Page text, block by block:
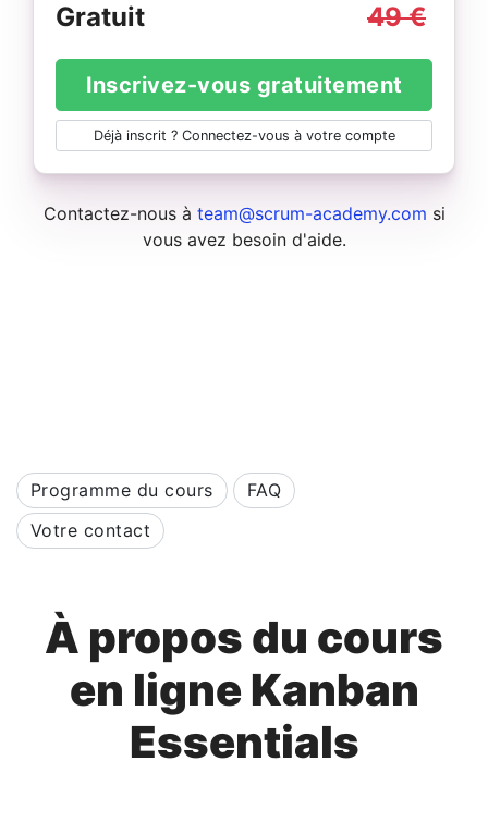
Gratuit 49 €
Inscrivez-vous gratuitement
Déjà inscrit ? Connectez-vous à votre compte
Contactez-nous à team@scrum-academy.com si
vous avez besoin d'aide.
Programme du cours
FAQ
Votre contact
À propos du cours
en ligne Kanban
Essentials